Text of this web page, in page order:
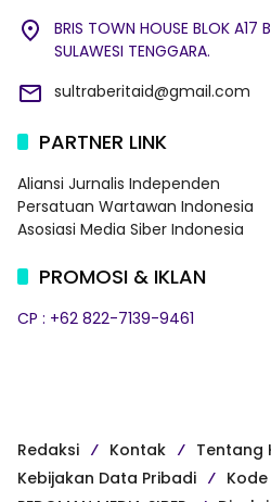
BRIS TOWN HOUSE BLOK A17
SULAWESI TENGGARA.
sultraberitaid@gmail.com
PARTNER LINK
Aliansi Jurnalis Independen
Persatuan Wartawan Indonesia
Asosiasi Media Siber Indonesia
PROMOSI & IKLAN
CP : +62 822-7139-9461
Redaksi Kontak
Tentang
Kebijakan Data Pribadi